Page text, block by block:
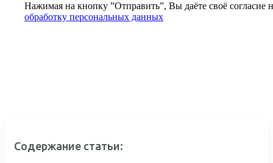
Нажимая на кнопку ”Отправить”, Вы даёте своё согласие
обработку персональных данных
Содержание статьи: